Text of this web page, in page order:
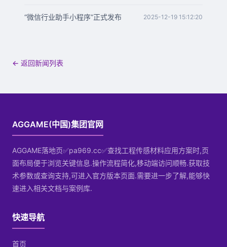
“微信行业助手小程序”正式发布 2025-12-19 15:12:20
← 返回新闻列表
AGGAME(中国)集团官网
AGGAME落地页✅pa969.cc✅查找工程传感材料应用方案时,页
面布局便于浏览关键信息.操作流程简化,移动端访问顺畅.获取技
术参数或查询支持,可进入官方版本页面.需要进一步了解,能够快
速进入相关文档与案例库.
快速导航
首页